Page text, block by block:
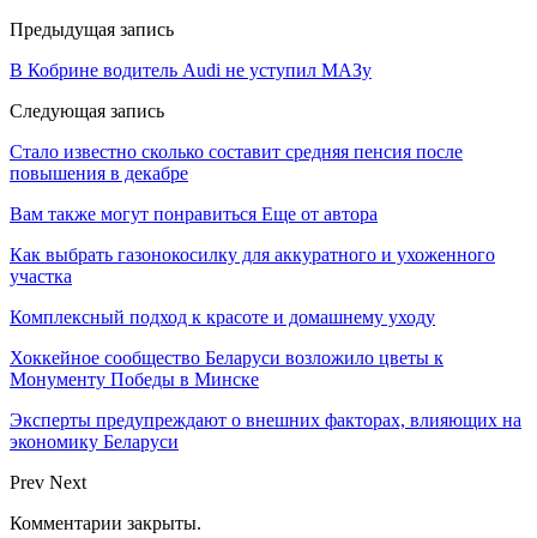
Предыдущая запись
В Кобрине водитель Audi не уступил МАЗу
Следующая запись
Стало известно сколько составит средняя пенсия после
повышения в декабре
Вам также могут понравиться Еще от автора
Как выбрать газонокосилку для аккуратного и ухоженного
участка
Комплексный подход к красоте и домашнему уходу
Хоккейное сообщество Беларуси возложило цветы к
Монументу Победы в Минске
Эксперты предупреждают о внешних факторах, влияющих на
экономику Беларуси
Prev Next
Комментарии закрыты.